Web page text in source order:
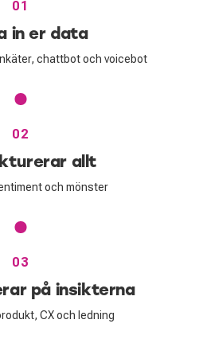
01
in er data
chattbot och voicebot
02
allt
och mönster
03
på insikterna
CX och ledning